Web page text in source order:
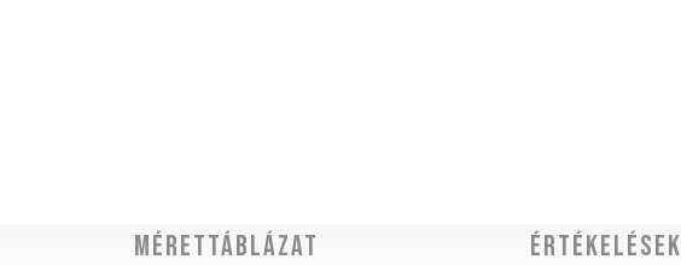
Mérettáblázat Értékelések